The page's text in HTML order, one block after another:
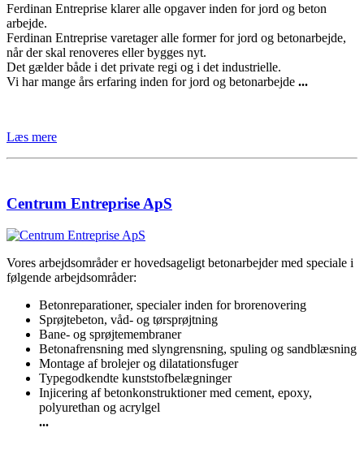
Ferdinan Entreprise klarer alle opgaver inden for jord og beton
arbejde.
Ferdinan Entreprise varetager alle former for jord og betonarbejde,
når der skal renoveres eller bygges nyt.
Det gælder både i det private regi og i det industrielle.
Vi har mange års erfaring inden for jord og betonarbejde ...
Læs mere
Centrum Entreprise ApS
Vores arbejdsområder er hovedsageligt betonarbejder med speciale i
følgende arbejdsområder:
Betonreparationer, specialer inden for brorenovering
Sprøjtebeton, våd- og tørsprøjtning
Bane- og sprøjtemembraner
Betonafrensning med slyngrensning, spuling og sandblæsning
Montage af brolejer og dilatationsfuger
Typegodkendte kunststofbelægninger
Injicering af betonkonstruktioner med cement, epoxy,
polyurethan og acrylgel
...